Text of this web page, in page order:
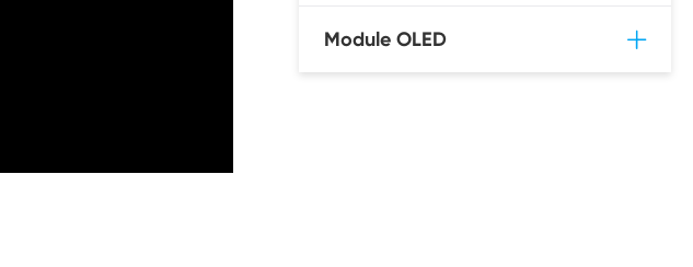
Module OLED